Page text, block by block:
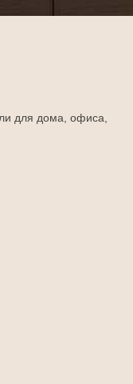
для дома, офиса,